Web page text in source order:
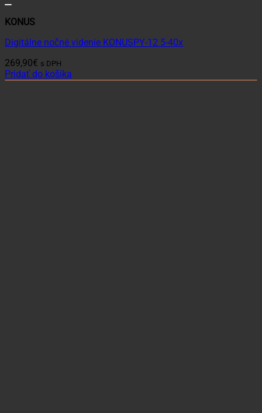
KONUS
Digitálne nočné videnie KONUSPY-12 5-40x
269,90€ s DPH
Pridať do košíka